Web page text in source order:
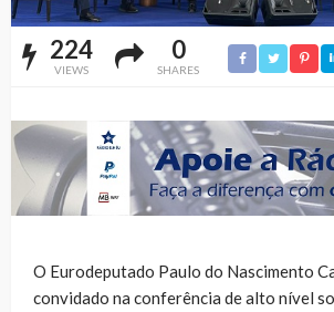
224
VIEWS
0
SHARES
O Eurodeputado Paulo do Nascimento
convidado na conferência de alto nível